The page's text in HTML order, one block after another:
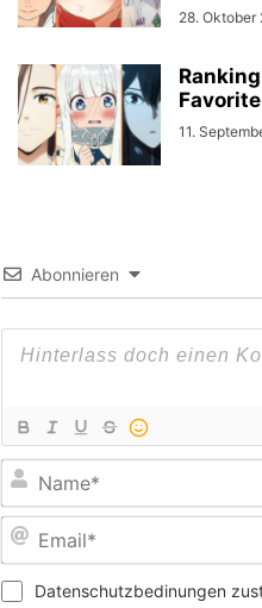
28. Oktober
11.
Abonnieren
Datenschutzbedinungen